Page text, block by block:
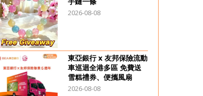
2026-08-08
東亞銀行 x 友邦保險流動
車巡迴全港多區 免費送
雪糕禮券、便攜風扇
2026-08-08